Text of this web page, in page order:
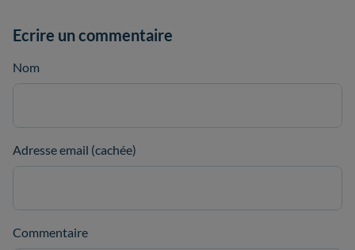
Ecrire un commentaire
Nom
Adresse email (cachée)
Commentaire